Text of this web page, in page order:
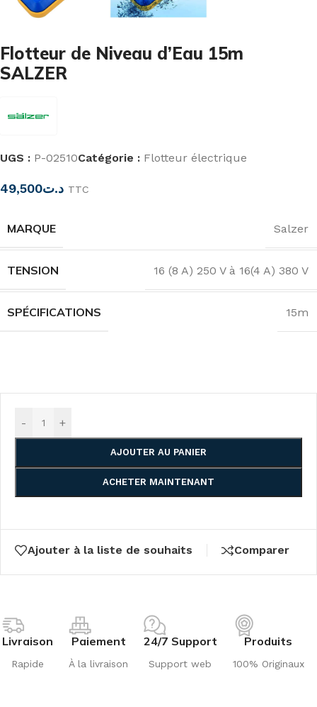
Flotteur de Niveau d’Eau 15m
SALZER
UGS : P-02510Catégorie : Flotteur électrique
د.ت49,500 TTC
MARQUE Salzer
TENSION 16 (8 A) 250 V à 16(4 A) 380 V
SPÉCIFICATIONS 15m
- +
AJOUTER AU PANIER
ACHETER MAINTENANT
Ajouter à la liste de souhaits Comparer
Livraison
Rapide
Paiement
À la livraison
24/7 Support
Support web
Produits
100% Originaux